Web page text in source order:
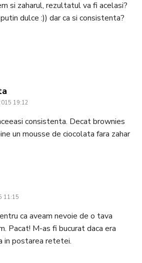
si zaharul, rezultatul va fi acelasi?
dulce :)) dar ca si consistenta?
19:12
consistenta. Decat brownies
un mousse de ciocolata fara zahar
11:15
ca aveam nevoie de o tava
Pacat! M-as fi bucurat daca era
in postarea retetei.